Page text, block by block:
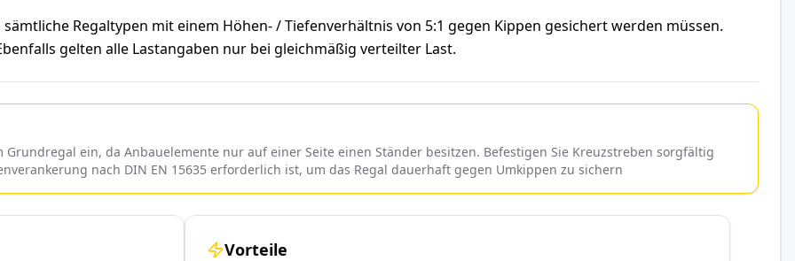
sämtliche Regaltypen mit einem Höhen- / Tiefenverhältnis von 5:1 gegen Kippen gesichert werden müssen.
gelten alle Lastangaben nur bei gleichmäßig verteilter Last.
ein, da Anbauelemente nur auf einer Seite einen Ständer besitzen. Befestigen Sie Kreuzstreben sorgfältig
nach DIN EN 15635 erforderlich ist, um das Regal dauerhaft gegen Umkippen zu sichern
Vorteile